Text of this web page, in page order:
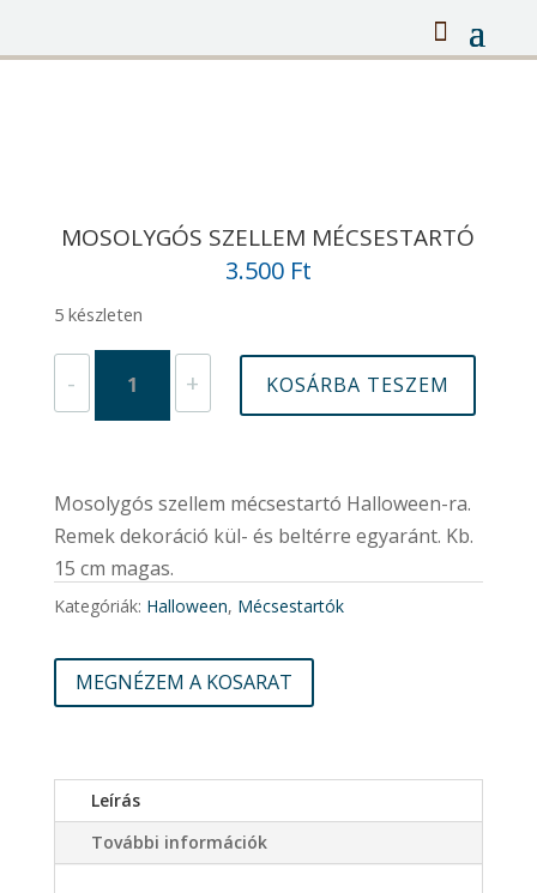
MOSOLYGÓS SZELLEM MÉCSESTARTÓ
3.500 Ft
5 készleten
-
Mosolygós
szellem
mécsestartó
+ KOSÁRBA TESZEM
Mosolygós szellem mécsestartó Halloween-ra.
Remek dekoráció kül- és beltérre egyaránt. Kb.
15 cm magas.
Kategóriák: Halloween, Mécsestartók
MEGNÉZEM A KOSARAT
Leírás
További információk